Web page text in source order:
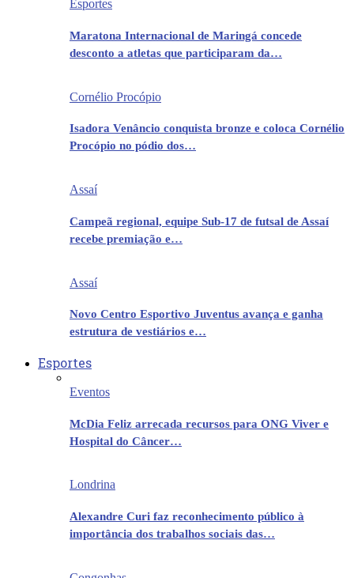
Esportes
Maratona Internacional de Maringá concede
desconto a atletas que participaram da…
Cornélio Procópio
Isadora Venâncio conquista bronze e coloca Cornélio
Procópio no pódio dos…
Assaí
Campeã regional, equipe Sub-17 de futsal de Assaí
recebe premiação e…
Assaí
Novo Centro Esportivo Juventus avança e ganha
estrutura de vestiários e…
Esportes
Eventos
McDia Feliz arrecada recursos para ONG Viver e
Hospital do Câncer…
Londrina
Alexandre Curi faz reconhecimento público à
importância dos trabalhos sociais das…